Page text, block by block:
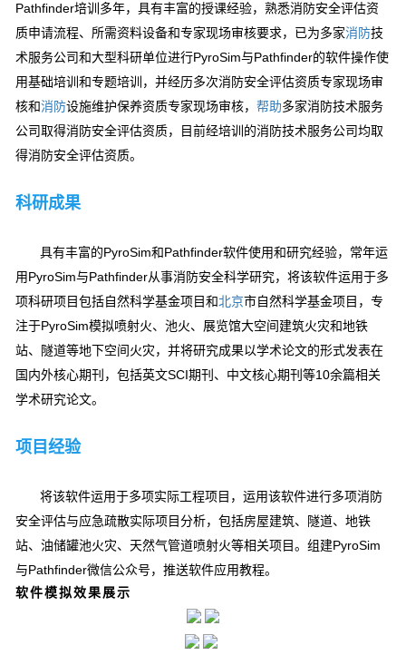
Pathfinder培训多年，具有丰富的授课经验，熟悉消防安全评估资
质申请流程、所需资料设备和专家现场审核要求，已为多家消防技
术服务公司和大型科研单位进行PyroSim与Pathfinder的软件操作使
用基础培训和专题培训，并经历多次消防安全评估资质专家现场审
核和消防设施维护保养资质专家现场审核， 帮助多家消防技术服务
公司取得消防安全评估资质，目前经培训的消防技术服务公司均取
得消防安全评估资质。
科研成果
具有丰富的PyroSim和Pathfinder软件使用和研究经验，常年运
用PyroSim与Pathfinder从事消防安全科学研究，将该软件运用于多
项科研项目包括自然科学基金项目和北京市自然科学基金项目，专
注于PyroSim模拟喷射火、池火、展览馆大空间建筑火灾和地铁
站、隧道等地下空间火灾，并将研究成果以学术论文的形式发表在
国内外核心期刊，包括英文SCI期刊、中文核心期刊等10余篇相关
学术研究论文。
项目经验
将该软件运用于多项实际工程项目，运用该软件进行多项消防
安全评估与应急疏散实际项目分析，包括房屋建筑、隧道、地铁
站、油储罐池火灾、天然气管道喷射火等相关项目。组建PyroSim
与Pathfinder微信公众号，推送软件应用教程。
软件模拟效果展示